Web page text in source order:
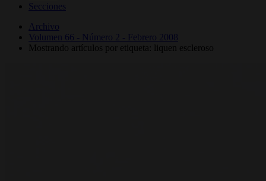
Secciones
Archivo
Volumen 66 - Número 2 - Febrero 2008
Mostrando artículos por etiqueta: liquen escleroso